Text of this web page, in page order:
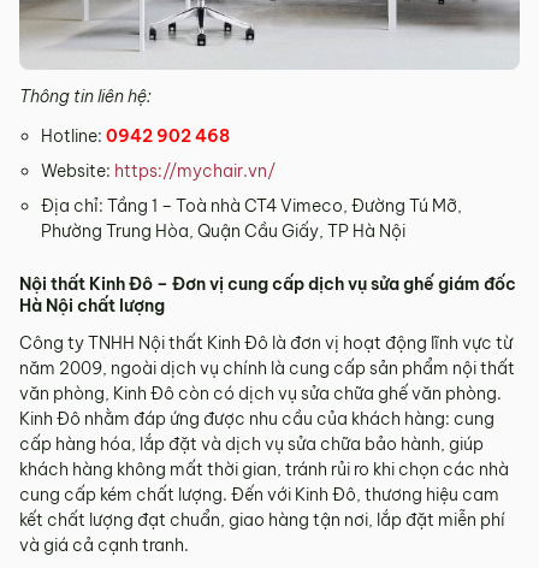
Thông tin liên hệ:
Hotline: 0942 902 468
Website: https://mychair.vn/
Địa chỉ: Tầng 1 – Toà nhà CT4 Vimeco, Đường Tú Mỡ,
Phường Trung Hòa, Quận Cầu Giấy, TP Hà Nội
Nội thất Kinh Đô – Đơn vị cung cấp dịch vụ sửa ghế giám đốc
Hà Nội chất lượng
Công ty TNHH Nội thất Kinh Đô là đơn vị hoạt động lĩnh vực từ
năm 2009, ngoài dịch vụ chính là cung cấp sản phẩm nội thất
văn phòng, Kinh Đô còn có dịch vụ sửa chữa ghế văn phòng.
Kinh Đô nhằm đáp ứng được nhu cầu của khách hàng: cung
cấp hàng hóa, lắp đặt và dịch vụ sửa chữa bảo hành, giúp
khách hàng không mất thời gian, tránh rủi ro khi chọn các nhà
cung cấp kém chất lượng. Đến với Kinh Đô, thương hiệu cam
kết chất lượng đạt chuẩn, giao hàng tận nơi, lắp đặt miễn phí
và giá cả cạnh tranh.